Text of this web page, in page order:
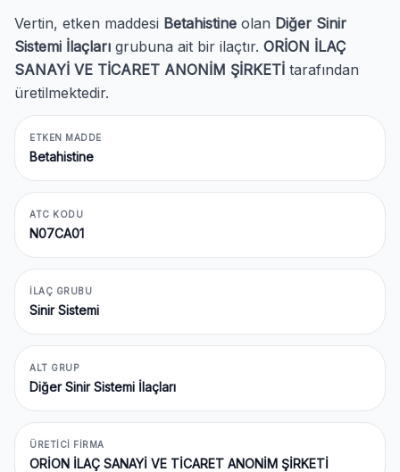
Vertin, etken maddesi Betahistine olan Diğer Sinir
Sistemi İlaçları grubuna ait bir ilaçtır. ORİON İLAÇ
SANAYİ VE TİCARET ANONİM ŞİRKETİ tarafından
üretilmektedir.
ETKEN MADDE
Betahistine
ATC KODU
N07CA01
İLAÇ GRUBU
Sinir Sistemi
ALT GRUP
Diğer Sinir Sistemi İlaçları
ÜRETICI FIRMA
ORİON İLAÇ SANAYİ VE TİCARET ANONİM ŞİRKETİ